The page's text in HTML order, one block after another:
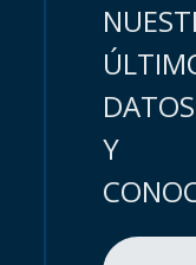
DATOS
Y